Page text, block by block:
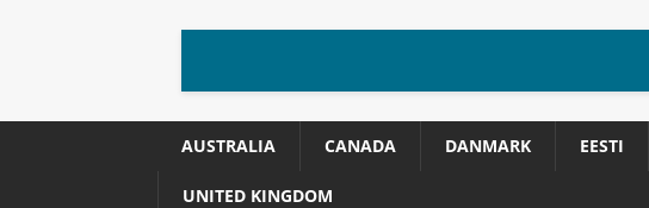
AUSTRALIA CANADA DANMARK EESTI
UNITED KINGDOM